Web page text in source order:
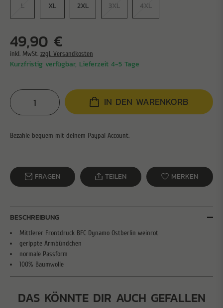
L XL 2XL 3XL 4XL
49,90 €
inkl. MwSt. zzgl. Versandkosten
Kurzfristig verfügbar, Lieferzeit 4-5 Tage
IN DEN WARENKORB
FRAGEN TEILEN MERKEN
BESCHREIBUNG
Mittlerer Frontdruck BFC Dynamo Ostberlin weinrot
gerippte Armbündchen
normale Passform
100% Baumwolle
DAS KÖNNTE DIR AUCH GEFALLEN